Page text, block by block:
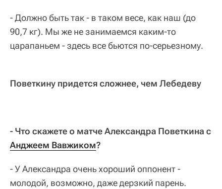
- Должно быть так - в таком весе, как наш (до
90,7 кг). Мы же не занимаемся каким-то
царапаньем - здесь все бьются по-серьезному.
Поветкину придется сложнее, чем Лебедеву
- Что скажете о матче Александра Поветкина с
Анджеем Вавжиком?
- У Александра очень хороший оппонент -
молодой, возможно, даже дерзкий парень.